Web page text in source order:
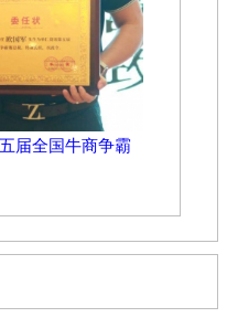
届全国牛商争霸